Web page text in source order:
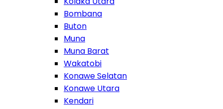
Bombana
Buton
Muna
Muna Barat
Wakatobi
Konawe Selatan
Konawe Utara
Kendari